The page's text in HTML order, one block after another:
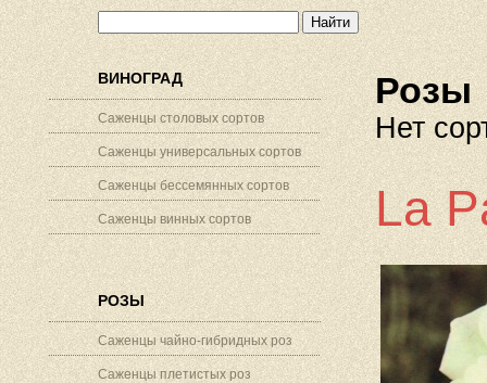
ВИНОГРАД
Саженцы столовых сортов
Саженцы универсальных сортов
Саженцы бессемянных сортов
Саженцы винных сортов
РОЗЫ
Саженцы чайно-гибридных роз
Саженцы плетистых роз
Розы
Нет
La